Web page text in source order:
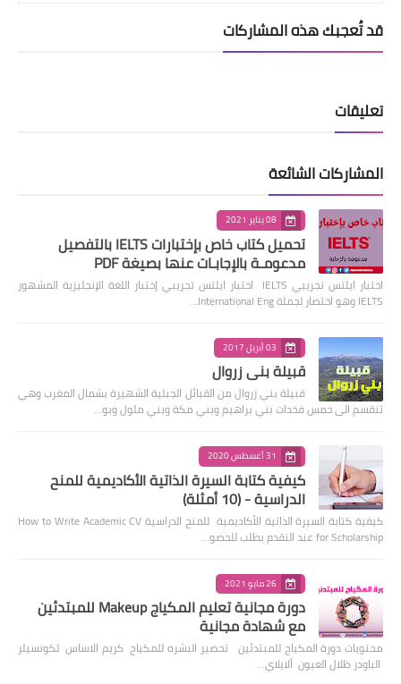
قد تُعجبك هذه المشاركات
تعليقات
المشاركات الشائعة
08 يناير 2021
تحميل كتاب خاص بإختبارات IELTS بالتفصيل
مدعومـة بالإجابـات عنها بصيغة PDF
اختبار ايلتس تجريبي IELTS اختبار ايلتس تجريبي إختبار اللغة الإنجليزية المشهور
IELTS وهو اختصار لجملة International Eng…
03 أبريل 2017
قبيلة بني زروال
قبيلة بني زروال من القبائل الجبلية الشهيرة بشمال المغرب وهي
تنقسم الى خمس فخدات بني براهيم وبني مكة وبني ملول وبو…
31 أغسطس 2020
كيفية كتابة السيرة الذاتية الأكاديمية للمنح
الدراسية - (10 أمثلة)
كيفية كتابة السيرة الذاتية الأكاديمية للمنح الدراسية How to Write Academic CV
for Scholarship عند التقدم بطلب للحصو…
26 مايو 2021
دورة مجانية تعليم المكياج Makeup للمبتدئين
مع شهادة مجانية
محتويات دورة المكياج للمبتدئين تحضير البشره للمكياج كريم الاساس لكونسيلر
الباودر ظلال العيون ألايلاي…